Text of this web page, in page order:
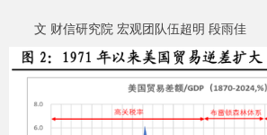
文 财信研究院 宏观团队伍超明 段雨佳